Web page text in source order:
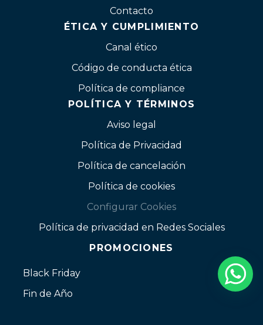
Contacto
ÉTICA Y CUMPLIMIENTO
Canal ético
Código de conducta ética
Política de compliance
POLÍTICA Y TÉRMINOS
Aviso legal
Política de Privacidad
Política de cancelación
Política de cookies
Configurar Cookies
Política de privacidad en Redes Sociales
PROMOCIONES
Black Friday
Fin de Año